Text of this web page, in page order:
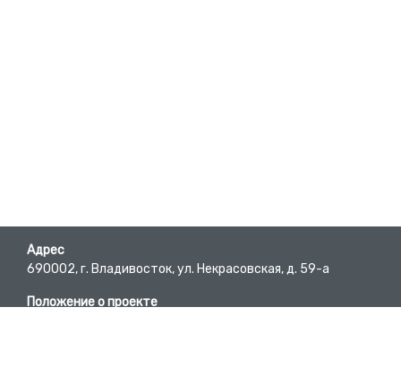
Адрес
690002, г. Владивосток, ул. Некрасовская, д. 59-а
Положение о проекте